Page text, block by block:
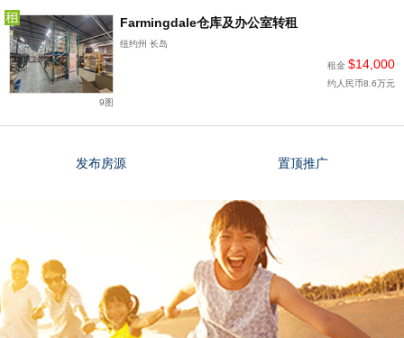
9图
Farmingdale仓库及办公室转租
纽约州 长岛
租金 $14,000
约人民币8.6万元
发布房源 置顶推广